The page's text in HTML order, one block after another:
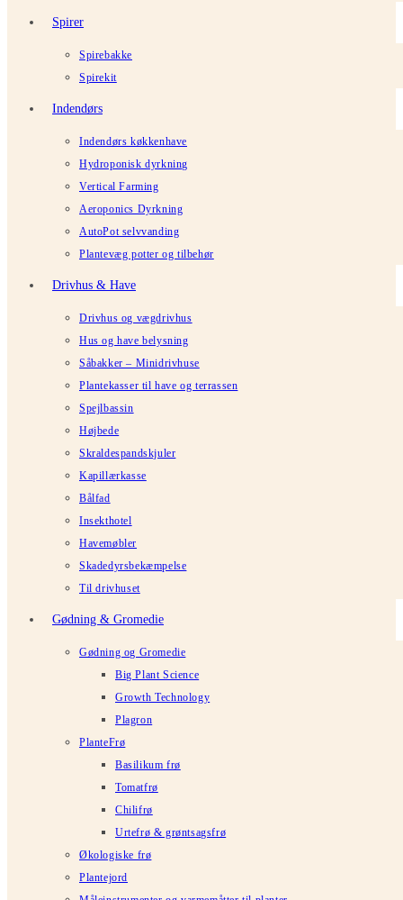
Spirer
Spirebakke
Spirekit
Indendørs
Indendørs køkkenhave
Hydroponisk dyrkning
Vertical Farming
Aeroponics Dyrkning
AutoPot selvvanding
Plantevæg potter og tilbehør
Drivhus & Have
Drivhus og vægdrivhus
Hus og have belysning
Såbakker – Minidrivhuse
Plantekasser til have og terrassen
Spejlbassin
Højbede
Skraldespandskjuler
Kapillærkasse
Bålfad
Insekthotel
Havemøbler
Skadedyrsbekæmpelse
Til drivhuset
Gødning & Gromedie
Gødning og Gromedie
Big Plant Science
Growth Technology
Plagron
PlanteFrø
Basilikum frø
Tomatfrø
Chilifrø
Urtefrø & grøntsagsfrø
Økologiske frø
Plantejord